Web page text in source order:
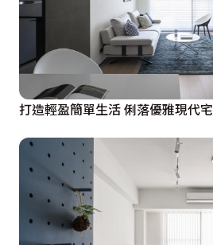
打造輕盈簡單生活 俐落優雅現代宅